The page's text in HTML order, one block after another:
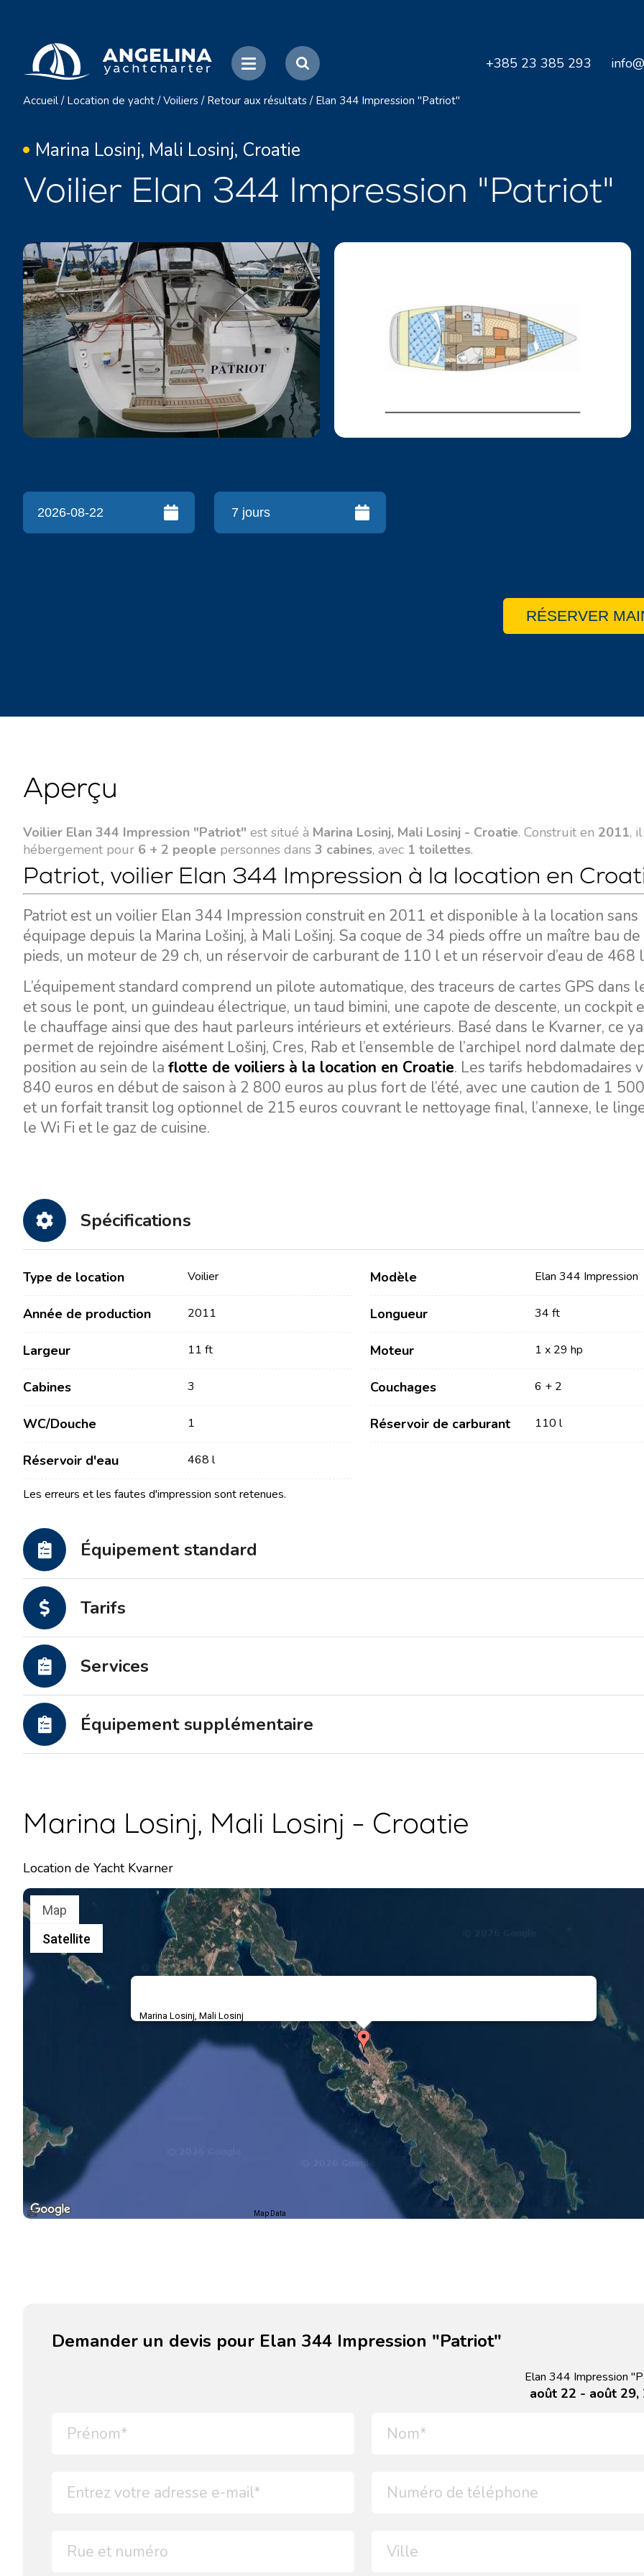
+385 23 385 293
Accueil / Location de yacht / Voiliers / Retour aux résultats / Elan 344 Impression "Patriot"
Marina Losinj, Mali Losinj, Croatie
Voilier Elan 344 Impression "Patriot"
RÉSERVER
Aperçu
Voilier Elan 344 Impression "Patriot" est situé à Marina Losinj, Mali Losinj - Croatie. Construit en 2011,
hébergement pour 6 + 2 people personnes dans 3 cabines, avec 1 toilettes.
Patriot, voilier Elan 344 Impression à la location en
Patriot est un voilier Elan 344 Impression construit en 2011 et disponible à la location sans
équipage depuis la Marina Lošinj, à Mali Lošinj. Sa coque de 34 pieds offre un maître bau
pieds, un moteur de 29 ch, un réservoir de carburant de 110 l et un réservoir d’eau de 468
L’équipement standard comprend un pilote automatique, des traceurs de cartes GPS dans
et sous le pont, un guindeau électrique, un taud bimini, une capote de descente, un cockpit
le chauffage ainsi que des haut parleurs intérieurs et extérieurs. Basé dans le Kvarner, ce
permet de rejoindre aisément Lošinj, Cres, Rab et l’ensemble de l’archipel nord dalmate
position au sein de la flotte de voiliers à la location en Croatie. Les tarifs hebdomadaires
840 euros en début de saison à 2 800 euros au plus fort de l’été, avec une caution de 1
et un forfait transit log optionnel de 215 euros couvrant le nettoyage final, l’annexe, le
le Wi Fi et le gaz de cuisine.
Spécifications
Type de location Voilier Modèle Elan 344 Impression
Année de production 2011 Longueur 34 ft
Largeur 11 ft Moteur 1 x 29 hp
Cabines 3 Couchages 6 + 2
WC/Douche 1 Réservoir de carburant 110 l
Réservoir d'eau 468 l
Les erreurs et les fautes d'impression sont retenues.
Équipement standard
Tarifs
Services
Équipement supplémentaire
Marina Losinj, Mali Losinj - Croatie
Location de Yacht Kvarner
Marina Losinj, Mali Losinj
Map
Satellite
Map Data
Demander un devis pour Elan 344 Impression "Patriot"
Elan 344 Impression
août 22 - août 29,
Partenaires
FAQ
Navigation à Distance
Rogoznica